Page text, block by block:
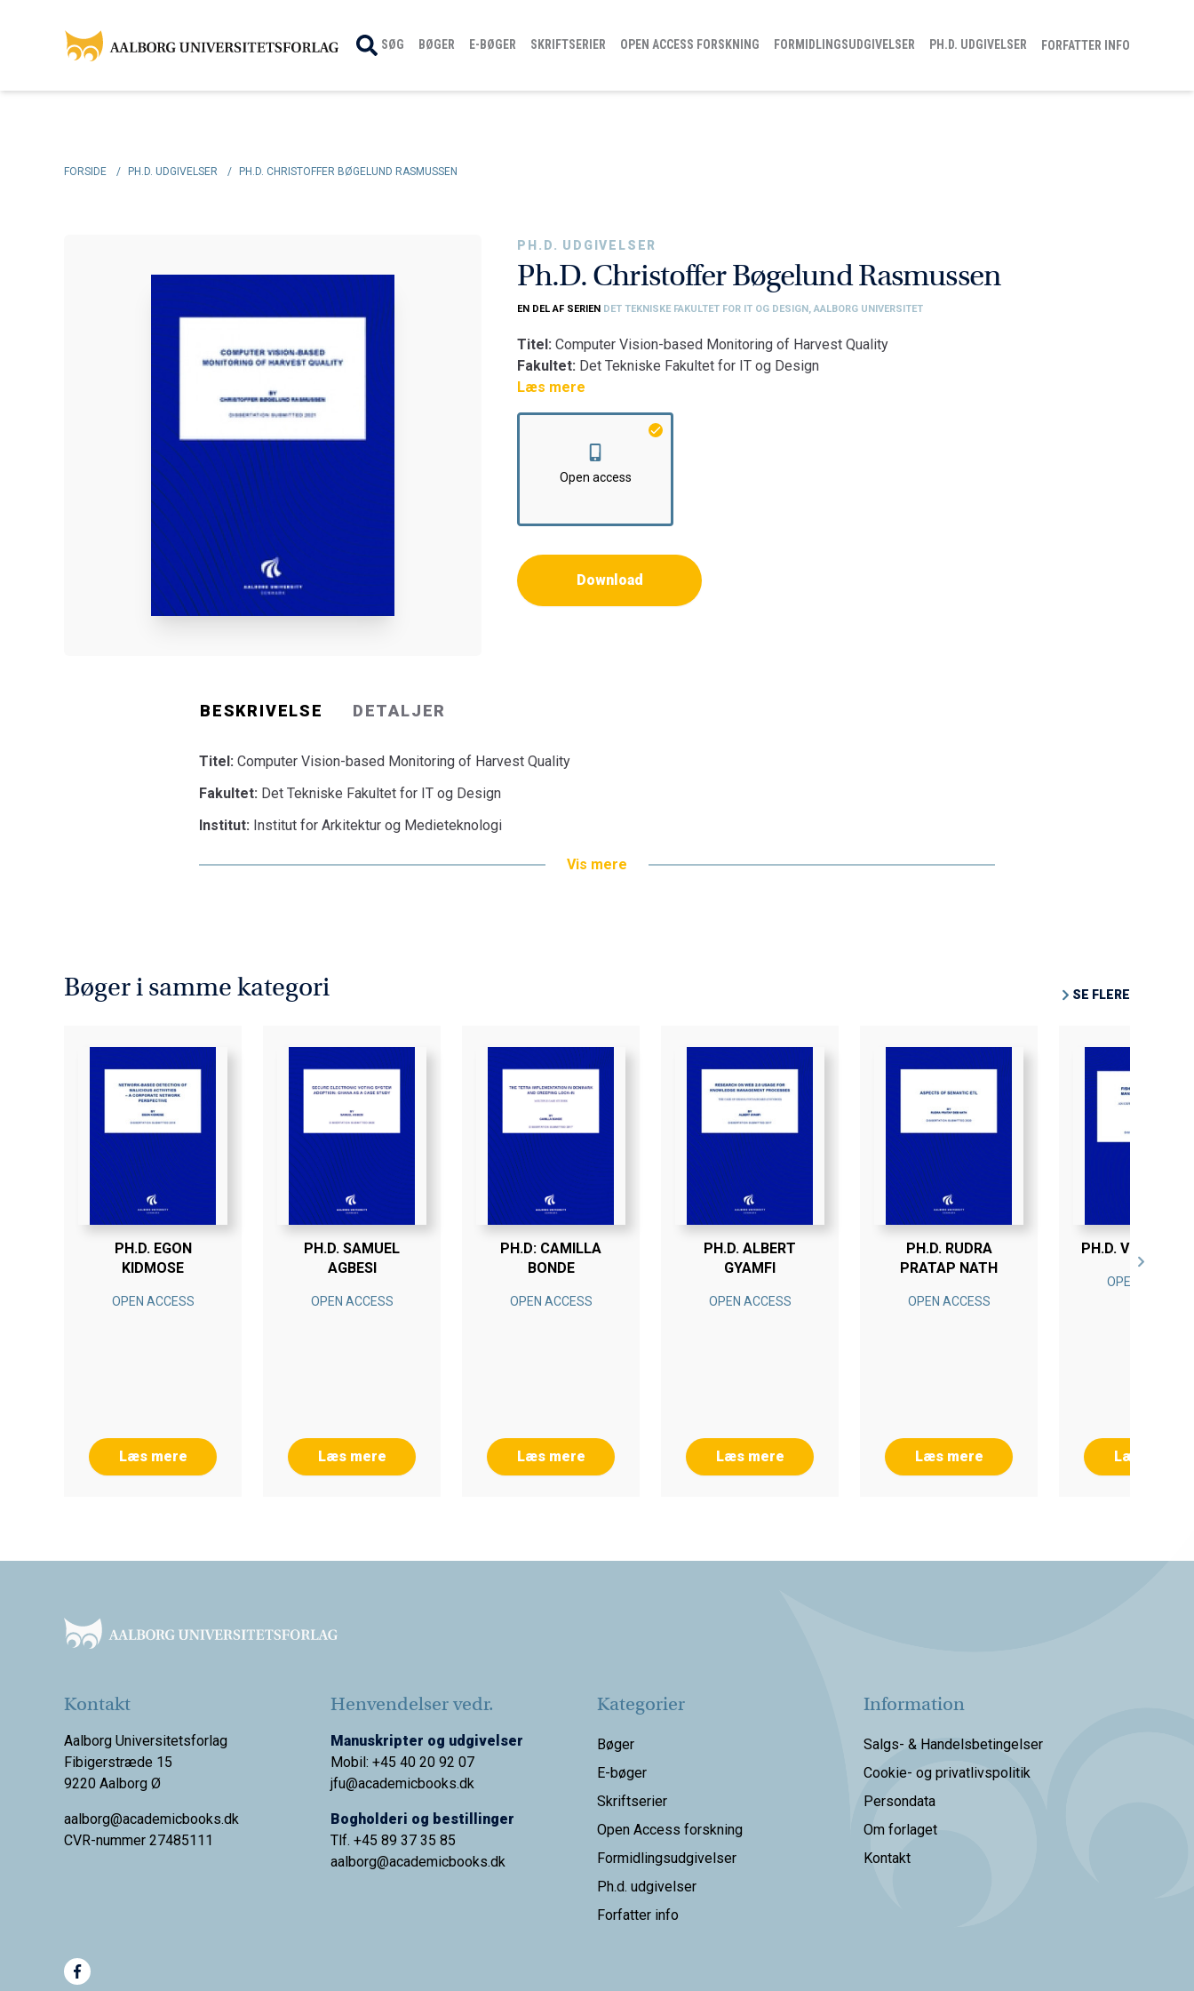
SØG BØGER E-BØGER SKRIFTSERIER OPEN ACCESS FORSKNING FORMIDLINGSUDGIVELSER PH.D. UDGIVELSER FORFATTER INFO
FORSIDE / PH.D. UDGIVELSER / PH.D. CHRISTOFFER BØGELUND RASMUSSEN
PH.D. UDGIVELSER
Ph.D. Christoffer Bøgelund Rasmussen
EN DEL AF SERIEN DET TEKNISKE FAKULTET FOR IT OG DESIGN, AALBORG UNIVERSITET
Titel:Computer Vision-based Monitoring of Harvest Quality
Fakultet: Det Tekniske Fakultet for IT og Design
Institut:Institut for Arkitektur og Medieteknologi
Læs mere
Open access
Download
BESKRIVELSE DETALJER
Titel: Computer Vision-based Monitoring of Harvest Quality
Fakultet: Det Tekniske Fakultet for IT og Design
Institut: Institut for Arkitektur og Medieteknologi
Vis mere
Bøger i samme kategori SE FLERE
PH.D. EGON
KIDMOSE
OPEN ACCESS
Læs mere
PH.D. SAMUEL
AGBESI
OPEN ACCESS
Læs mere
PH.D: CAMILLA
BONDE
OPEN ACCESS
Læs mere
PH.D. ALBERT
GYAMFI
OPEN ACCESS
Læs mere
PH.D. RUDRA
PRATAP NATH
OPEN ACCESS
Læs mere
PH.D. VU DUYEN
OPEN ACCESS
Læs mere
Kontakt
Aalborg Universitetsforlag
Fibigerstræde 15
9220 Aalborg Ø
aalborg@academicbooks.dk
CVR-nummer 27485111
Henvendelser vedr.
Manuskripter og udgivelser
Mobil: +45 40 20 92 07
jfu@academicbooks.dk
Bogholderi og bestillinger
Tlf. +45 89 37 35 85
aalborg@academicbooks.dk
Kategorier
Bøger
E-bøger
Skriftserier
Open Access forskning
Formidlingsudgivelser
Ph.d. udgivelser
Forfatter info
Information
Salgs- & Handelsbetingelser
Cookie- og privatlivspolitik
Persondata
Om forlaget
Kontakt